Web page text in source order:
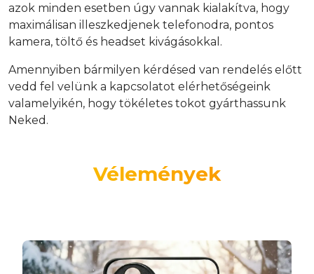
azok minden esetben úgy vannak kialakítva, hogy
maximálisan illeszkedjenek telefonodra, pontos
kamera, töltő és headset kivágásokkal.
Amennyiben bármilyen kérdésed van rendelés előtt
vedd fel velünk a kapcsolatot elérhetőségeink
valamelyikén, hogy tökéletes tokot gyárthassunk
Neked.
Vélemények